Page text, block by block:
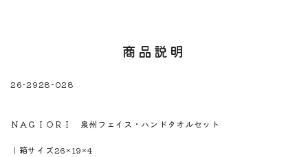
商品説明
26-2928-028
ＮＡＧＩＯＲＩ 泉州フェイス・ハンドタオルセット
｜箱サイズ26×19×4